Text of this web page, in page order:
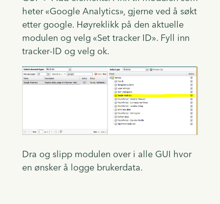
heter «Google Analytics», gjerne ved å søkt
etter google. Høyreklikk på den aktuelle
modulen og velg «Set tracker ID». Fyll inn
tracker-ID og velg ok.
Dra og slipp modulen over i alle GUI hvor
en ønsker å logge brukerdata.